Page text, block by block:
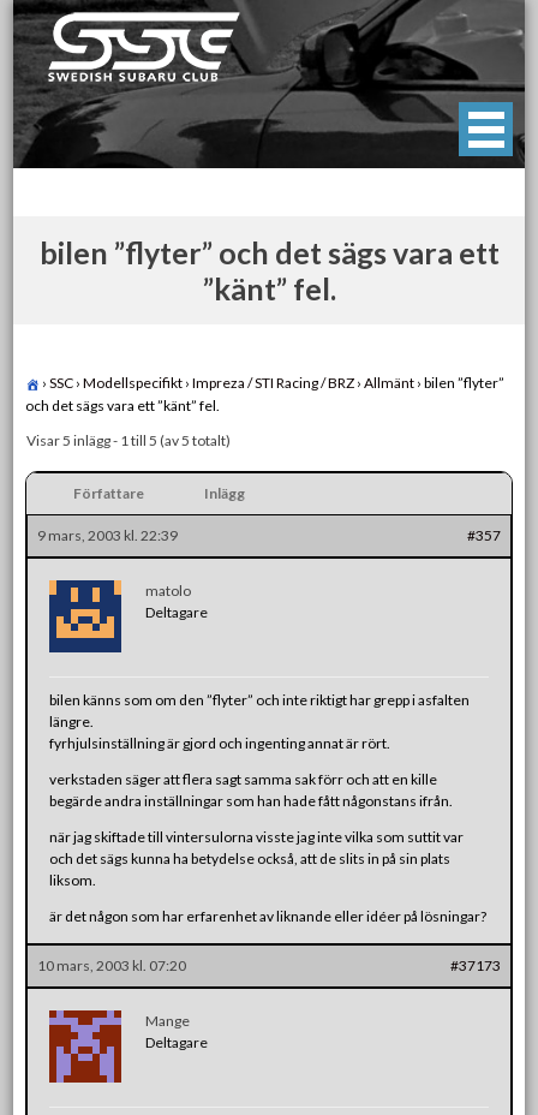
Skip
to
content
Swedish Subaru Club
För oss som älskar Subaru!
bilen ”flyter” och det sägs vara ett
”känt” fel.
› SSC › Modellspecifikt › Impreza / STI Racing / BRZ › Allmänt › bilen ”flyter”
och det sägs vara ett ”känt” fel.
Visar 5 inlägg - 1 till 5 (av 5 totalt)
Författare Inlägg
9 mars, 2003 kl. 22:39 #357
matolo
Deltagare
bilen känns som om den ”flyter” och inte riktigt har grepp i asfalten
längre.
fyrhjulsinställning är gjord och ingenting annat är rört.
verkstaden säger att flera sagt samma sak förr och att en kille
begärde andra inställningar som han hade fått någonstans ifrån.
när jag skiftade till vintersulorna visste jag inte vilka som suttit var
och det sägs kunna ha betydelse också, att de slits in på sin plats
liksom.
är det någon som har erfarenhet av liknande eller idéer på lösningar?
10 mars, 2003 kl. 07:20 #37173
Mange
Deltagare